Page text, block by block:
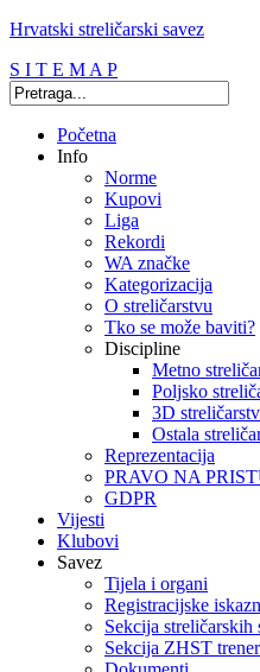
Hrvatski streličarski savez
S I T E M A P
Početna
Info
Norme
Kupovi
Liga
Rekordi
WA značke
Kategorizacija
O streličarstvu
Tko se može baviti?
Discipline
Metno
Poljsko
3D
Ostala
Reprezentacija
PRAVO NA
GDPR
Vijesti
Klubovi
Savez
Tijela i organi
Registracijske
Sekcija streličarskih
Sekcija ZHST